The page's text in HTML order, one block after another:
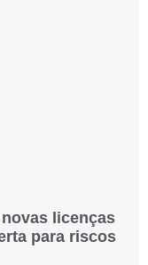
licenças
para riscos